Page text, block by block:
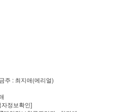
주 : 최지애(에리얼)
자정보확인]